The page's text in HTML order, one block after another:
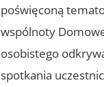
poświęconą
wspólnoty
osobistego
spotkania